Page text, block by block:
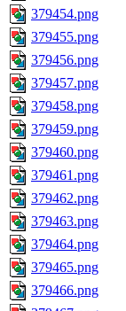
379454.png
379455.png
379456.png
379457.png
379458.png
379459.png
379460.png
379461.png
379462.png
379463.png
379464.png
379465.png
379466.png